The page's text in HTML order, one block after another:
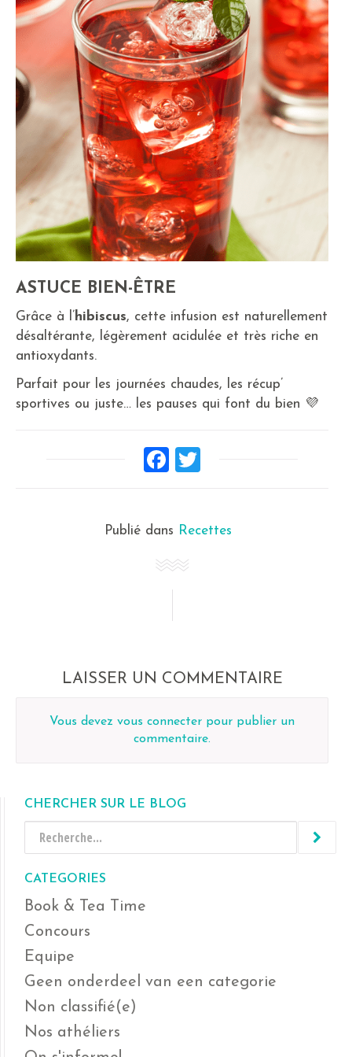
ASTUCE BIEN-ÊTRE
Grâce à l’ hibiscus, cette infusion est naturellement
désaltérante, légèrement acidulée et très riche en
antioxydants.
Parfait pour les journées chaudes, les récup’
sportives ou juste… les pauses qui font du bien 💜
Facebook
Publié dans Recettes
LAISSER UN COMMENTAIRE
Vous devez vous connecter pour publier un
commentaire.
CHERCHER SUR LE BLOG
CATEGORIES
Book & Tea Time
Concours
Equipe
Geen onderdeel van een categorie
Non classifié(e)
Nos athéliers